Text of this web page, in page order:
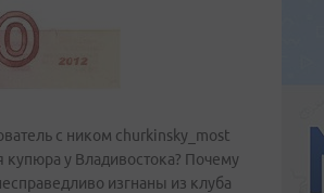
с ником churkinsky_most
у Владивостока? Почему
изгнаны из клуба